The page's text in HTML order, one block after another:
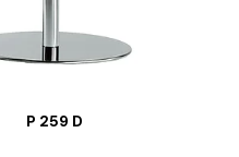
P 259 D